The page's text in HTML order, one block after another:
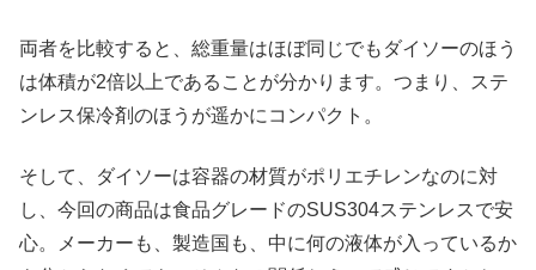
両者を比較すると、総重量はほぼ同じでもダイソーのほう
は体積が2倍以上であることが分かります。つまり、ステ
ンレス保冷剤のほうが遥かにコンパクト。
そして、ダイソーは容器の材質がポリエチレンなのに対
し、今回の商品は食品グレードのSUS304ステンレスで安
心。メーカーも、製造国も、中に何の液体が入っているか